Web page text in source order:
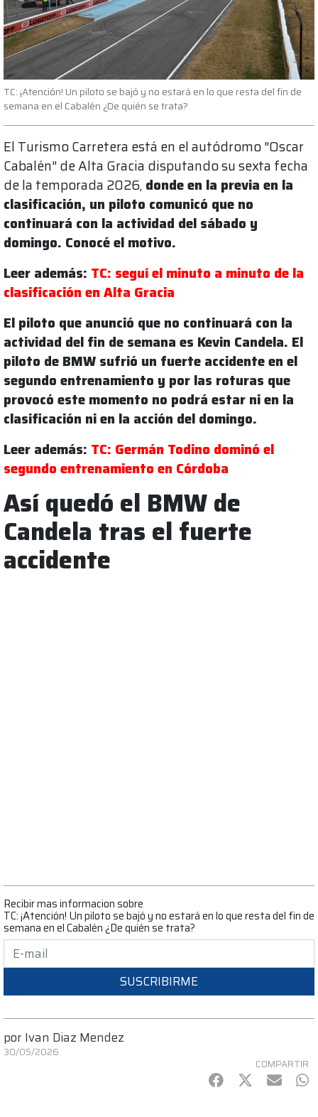
TC: ¡Atención! Un piloto se bajó y no estará en lo que resta del fin de
semana en el Cabalén ¿De quién se trata?
El Turismo Carretera está en el autódromo "Oscar
Cabalén" de Alta Gracia disputando su sexta fecha
de la temporada 2026, donde en la previa en la
clasificación, un piloto comunicó que no
continuará con la actividad del sábado y
domingo. Conocé el motivo.
Leer además: TC: seguí el minuto a minuto de la
clasificación en Alta Gracia
El piloto que anunció que no continuará con la
actividad del fin de semana es Kevin Candela. El
piloto de BMW sufrió un fuerte accidente en el
segundo entrenamiento y por las roturas que
provocó este momento no podrá estar ni en la
clasificación ni en la acción del domingo.
Leer además: TC: Germán Todino dominó el
segundo entrenamiento en Córdoba
Así quedó el BMW de
Candela tras el fuerte
accidente
Recibir mas informacion sobre
TC: ¡Atención! Un piloto se bajó y no estará en lo que resta del fin de
semana en el Cabalén ¿De quién se trata?
SUSCRIBIRME
por Ivan Diaz Mendez
30/05/2026
COMPARTIR
Facebook
Twitter
mail